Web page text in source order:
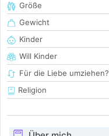
Größe
Gewicht
Kinder
Will Kinder
Für die Liebe umziehen?
Religion